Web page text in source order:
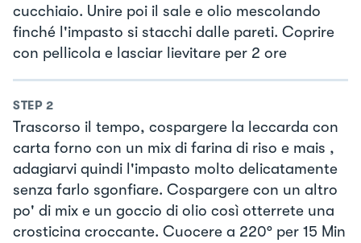
cucchiaio. Unire poi il sale e olio mescolando
finché l'impasto si stacchi dalle pareti. Coprire
con pellicola e lasciar lievitare per 2 ore
STEP 2
Trascorso il tempo, cospargere la leccarda con
carta forno con un mix di farina di riso e mais ,
adagiarvi quindi l'impasto molto delicatamente
senza farlo sgonfiare. Cospargere con un altro
po' di mix e un goccio di olio così otterrete una
crosticina croccante. Cuocere a 220° per 15 Min